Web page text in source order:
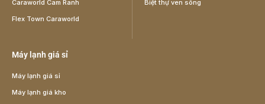
Caraworld Cam Ranh
Flex Town Caraworld
Biệt thự ven sông
Máy lạnh giá sỉ
Máy lạnh giá sỉ
Máy lạnh giá kho